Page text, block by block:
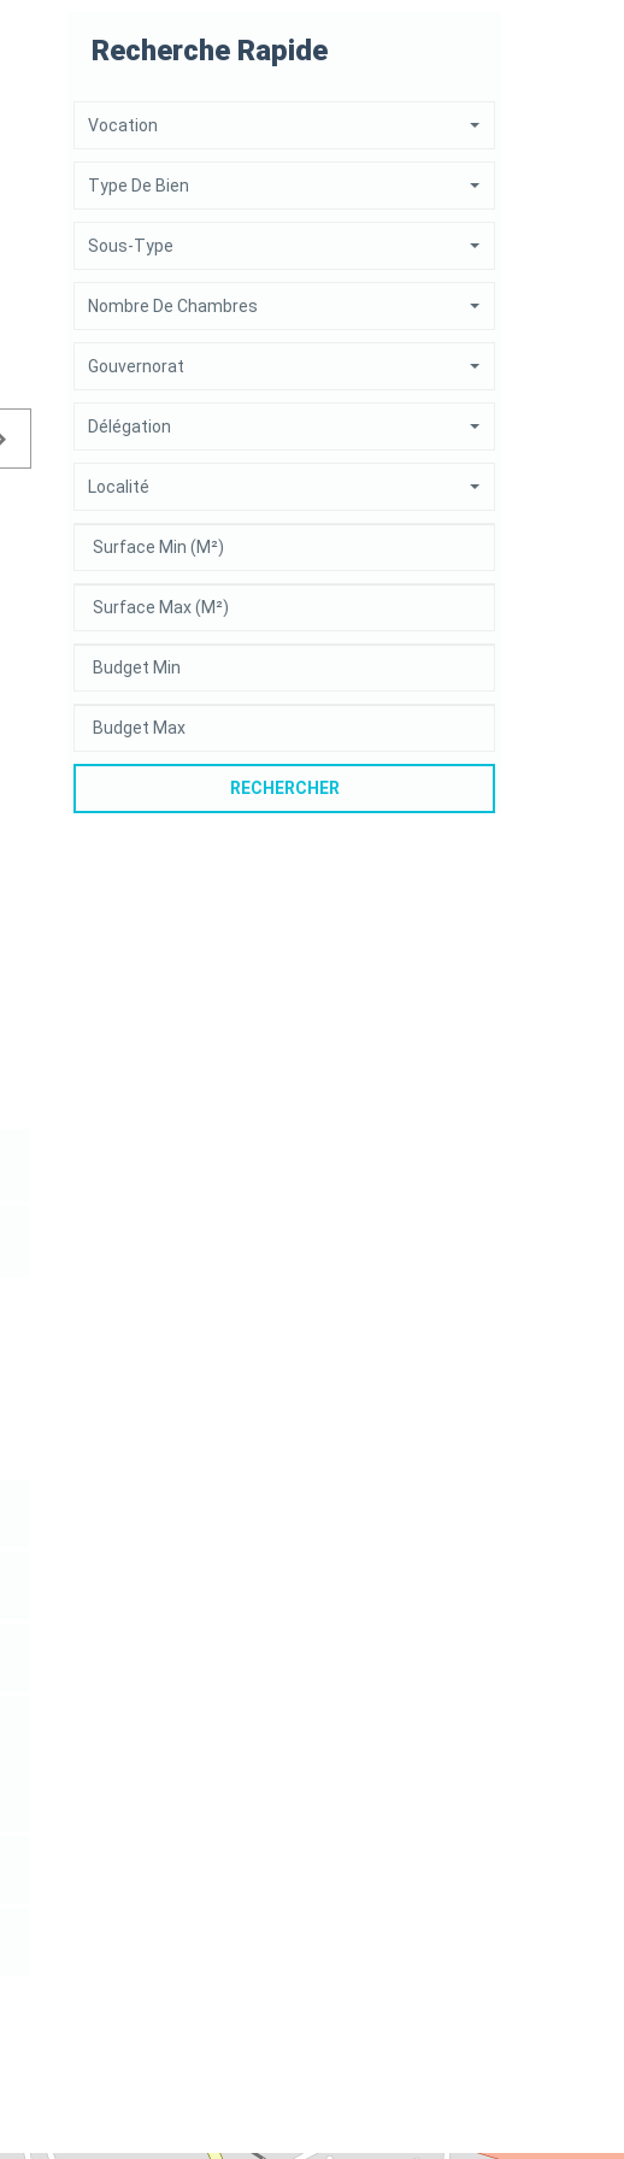
Recherche Rapide
Vocation
Type De Bien
Sous-Type
Nombre De Chambres
Gouvernorat
Délégation
Localité
RECHERCHER